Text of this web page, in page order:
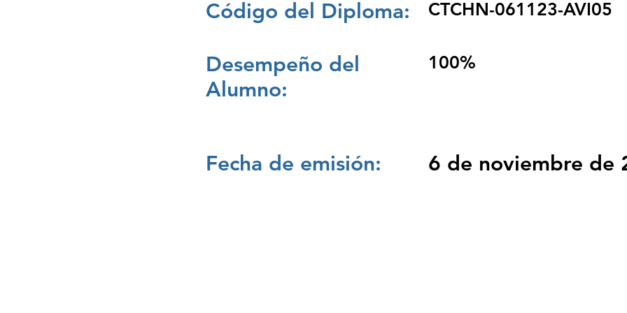
Código del Diploma: CTCHN-061123-AVI05
Desempeño del
Alumno:
100%
Fecha de emisión: 6 de noviembre de